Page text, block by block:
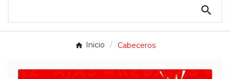

Inicio Cabeceros